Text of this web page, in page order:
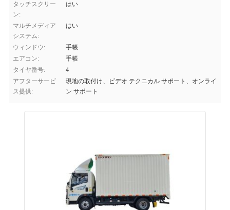
タッチスクリー
ン:
はい
マルチメディア
システム:
はい
ウィンドウ:
手帳
エアコン:
手帳
タイヤ番号:
4
アフターサービ
ス提供:
現地の取付け、ビデオ テクニカル サポート、オンライ
ン サポート